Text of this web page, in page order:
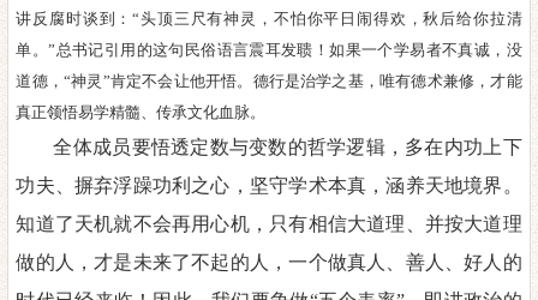
讲反腐时谈到：“头顶三尺有神灵，不怕你平日闹得欢，秋后给你拉清
单。”总书记引用的这句民俗语言震耳发聩！如果一个学易者不真诚，没
道德，“神灵”肯定不会让他开悟。德行是治学之基，唯有德术兼修， 才能
真正领悟易学精髓、传承文化血脉。
全体成员要悟透定数与变数的哲学逻辑，多在内功上下
功夫、摒弃浮躁功利之心，坚守学术本真，涵养天地境界。
知道了天机就不会再用心机，只有相信大道理
并按大道理
做的人，才是未来了不起的 人，一个做真人、善人、好人的